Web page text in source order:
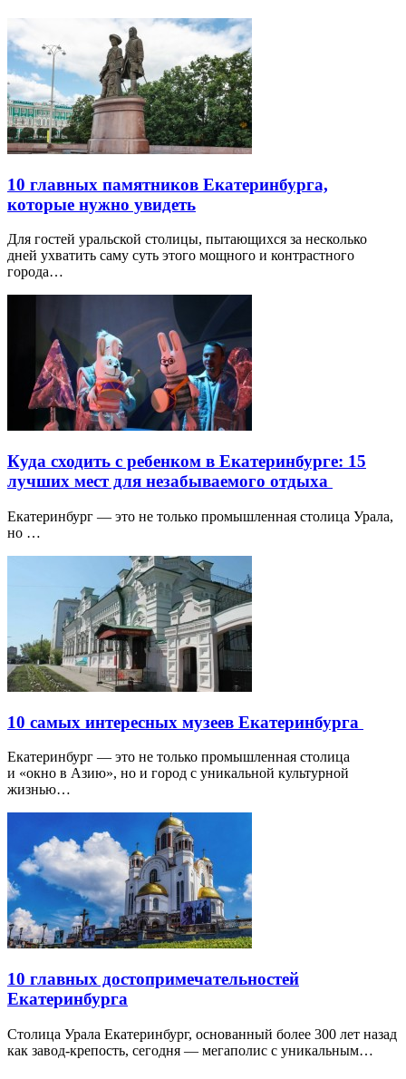
10 главных памятников Екатеринбурга,
которые нужно увидеть
Для гостей уральской столицы, пытающихся за несколько
дней ухватить саму суть этого мощного и контрастного
города…
Куда сходить с ребенком в Екатеринбурге: 15
лучших мест для незабываемого отдыха
Екатеринбург — это не только промышленная столица Урала,
но …
10 самых интересных музеев Екатеринбурга
Екатеринбург — это не только промышленная столица
и «окно в Азию», но и город с уникальной культурной
жизнью…
10 главных достопримечательностей
Екатеринбурга
Столица Урала Екатеринбург, основанный более 300 лет назад
как завод-крепость, сегодня — мегаполис с уникальным…